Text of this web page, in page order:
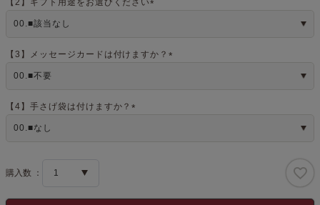
【2】ギフト用途をお選びください
)
【3】メッセージカードは付けますか？
【4】手さげ袋は付けますか？